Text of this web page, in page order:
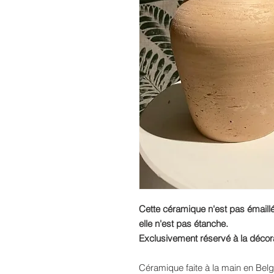
Cette céramique n'est pas
elle n'est pas étanche.
Exclusivement réservé à la
Céramique faite à la main en